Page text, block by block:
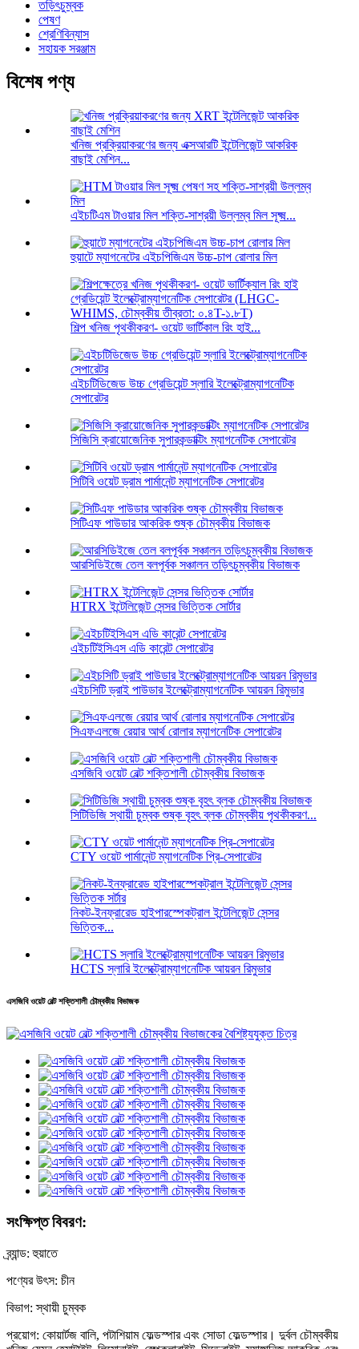
তড়িৎচুম্বক
পেষণ
শ্রেণিবিন্যাস
সহায়ক সরঞ্জাম
বিশেষ পণ্য
খনিজ প্রক্রিয়াকরণের জন্য এক্সআরটি ইন্টেলিজেন্ট আকরিক
বাছাই মেশিন...
এইচটিএম টাওয়ার মিল শক্তি-সাশ্রয়ী উল্লম্ব মিল সূক্ষ্ম...
হুয়াটে ম্যাগনেটের এইচপিজিএম উচ্চ-চাপ রোলার মিল
শিল্প খনিজ পৃথকীকরণ- ওয়েট ভার্টিকাল রিং হাই...
এইচটিডিজেড উচ্চ গ্রেডিয়েন্ট স্লারি ইলেক্ট্রোম্যাগনেটিক
সেপারেটর
সিজিসি ক্রায়োজেনিক সুপারকন্ডাক্টিং ম্যাগনেটিক সেপারেটর
সিটিবি ওয়েট ড্রাম পার্মানেন্ট ম্যাগনেটিক সেপারেটর
সিটিএফ পাউডার আকরিক শুষ্ক চৌম্বকীয় বিভাজক
আরসিডিইজে তেল বলপূর্বক সঞ্চালন তড়িৎচুম্বকীয় বিভাজক
HTRX ইন্টেলিজেন্ট সেন্সর ভিত্তিক সোর্টার
এইচটিইসিএস এডি কারেন্ট সেপারেটর
এইচসিটি ড্রাই পাউডার ইলেক্ট্রোম্যাগনেটিক আয়রন রিমুভার
সিএফএলজে রেয়ার আর্থ রোলার ম্যাগনেটিক সেপারেটর
এসজিবি ওয়েট বেল্ট শক্তিশালী চৌম্বকীয় বিভাজক
সিটিডিজি স্থায়ী চুম্বক শুষ্ক বৃহৎ ব্লক চৌম্বকীয় পৃথকীকরণ...
CTY ওয়েট পার্মানেন্ট ম্যাগনেটিক প্রি-সেপারেটর
নিকট-ইনফ্রারেড হাইপারস্পেকট্রাল ইন্টেলিজেন্ট সেন্সর
ভিত্তিক...
HCTS স্লারি ইলেক্ট্রোম্যাগনেটিক আয়রন রিমুভার
এসজিবি ওয়েট বেল্ট শক্তিশালী চৌম্বকীয় বিভাজক
সংক্ষিপ্ত বিবরণ:
ব্র্যান্ড: হুয়াতে
পণ্যের উৎস: চীন
বিভাগ: স্থায়ী চুম্বক
প্রয়োগ: কোয়ার্টজ বালি, পটাশিয়াম ফেল্ডস্পার এবং সোডা ফেল্ডস্পার। দুর্বল চৌম্বকীয়